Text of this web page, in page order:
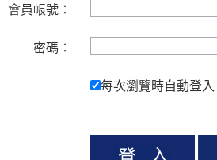
會員帳號：
密碼：
每次瀏覽時自動登入